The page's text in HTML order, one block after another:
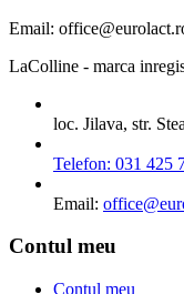
Email:
LaColline - marca
loc. Jilava, str.
Telefon: 031 425
Email:
Contul meu
Contul meu